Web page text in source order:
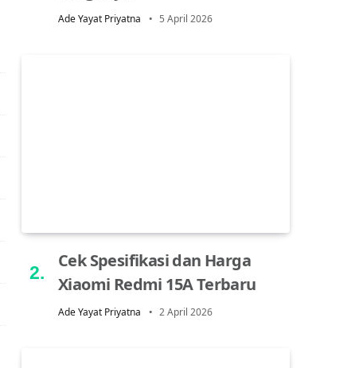
Ade Yayat Priyatna 5 April 2026
Cek Spesifikasi dan Harga
Xiaomi Redmi 15A Terbaru
Ade Yayat Priyatna 2 April 2026